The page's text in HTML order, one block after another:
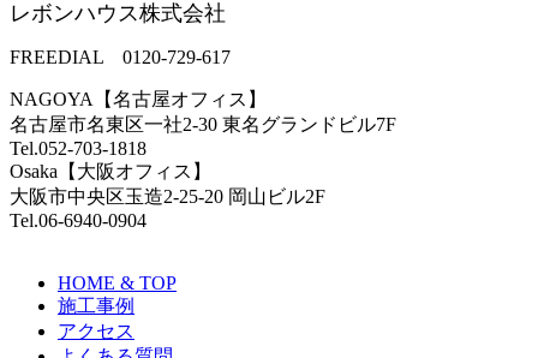
レボンハウス株式会社
FREEDIAL 0120-729-617
NAGOYA【名古屋オフィス】
名古屋市名東区一社2-30 東名グランドビル7F
Tel.052-703-1818
Osaka【大阪オフィス】
大阪市中央区玉造2-25-20 岡山ビル2F
Tel.06-6940-0904
HOME & TOP
施工事例
アクセス